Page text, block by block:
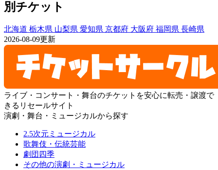
別チケット
北海道 栃木県 山梨県 愛知県 京都府 大阪府 福岡県 長崎県
2026-08-09更新
ライブ・コンサート・舞台のチケットを安心に転売・譲渡で
きるリセールサイト
演劇・舞台・ミュージカルから探す
2.5次元ミュージカル
歌舞伎・伝統芸能
劇団四季
その他の演劇・ミュージカル